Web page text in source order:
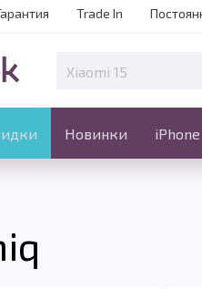
Trade In
Новинки iPhone
Скидки Новинки